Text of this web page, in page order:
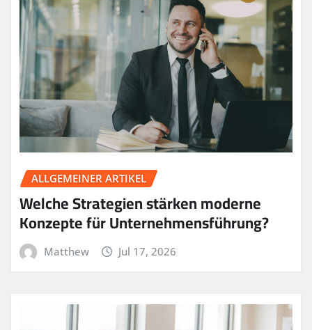
ALLGEMEINER ARTIKEL
Welche Strategien stärken moderne
Konzepte für Unternehmensführung?
Matthew Jul 17, 2026